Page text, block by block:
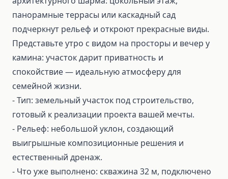
панорамные террасы или каскадный сад
подчеркнут рельеф и откроют прекрасные виды.
Представьте утро с видом на просторы и вечер у
камина: участок дарит приватность и
спокойствие — идеальную атмосферу для
семейной жизни.
- Тип: земельный участок под строительство,
готовый к реализации проекта вашей мечты.
- Рельеф: небольшой уклон, создающий
выигрышные композиционные решения и
естественный дренаж.
- Что уже выполнено: скважина 32 м, подключено